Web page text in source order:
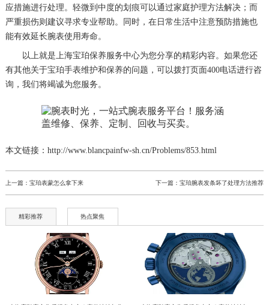
应措施进行处理。轻微到中度的划痕可以通过家庭护理方法解决；而
严重损伤则建议寻求专业帮助。同时，在日常生活中注意预防措施也
能有效延长腕表使用寿命。
以上就是上海宝珀保养服务中心为您分享的精彩内容。如果您还
有其他关于宝珀手表维护和保养的问题，可以拨打页面400电话进行咨
询，我们将竭诚为您服务。
本文链接：http://www.blancpainfw-sh.cn/Problems/853.html
上一篇： 宝珀表蒙怎么拿下来 下一篇：宝珀腕表发条坏了处理方法推荐
精彩推荐 热点聚焦